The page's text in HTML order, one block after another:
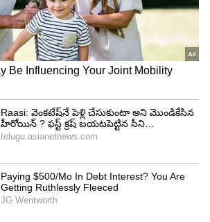
అద్భుతమైన నటనకు గాను ఈ
పురస్కారం లభించింది. భారతీయ సినిమా
దాదాసాహెబ్ ఫాల్కే ఫిలిం ఫెస్టివల్
అందుకోవడం నవీన్ చంద్ర
ఈ మంత్ అఫ్ మధు అమెజాన్
అవుతుంది.